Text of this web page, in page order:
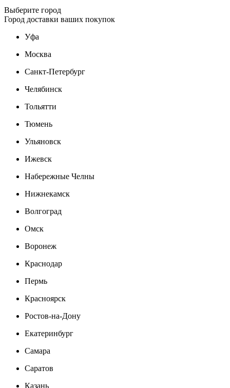
Выберите город
Город доставки ваших покупок
Уфа
Москва
Санкт-Петербург
Челябинск
Тольятти
Тюмень
Ульяновск
Ижевск
Набережные Челны
Нижнекамск
Волгоград
Омск
Воронеж
Краснодар
Пермь
Красноярск
Ростов-на-Дону
Екатеринбург
Самара
Саратов
Казань